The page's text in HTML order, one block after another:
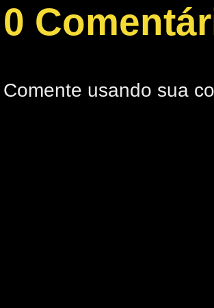
0
Comente usando sua